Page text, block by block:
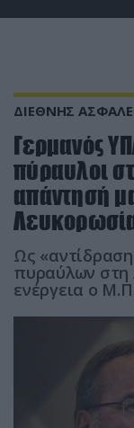
ΔΙΕΘΝΗΣ
Γερμανός
πύραυλοι
απάντησή
Ως
πυραύλων στη
ενέργεια ο